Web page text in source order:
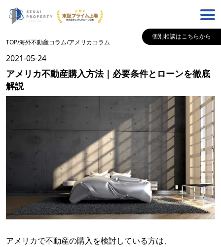
個別相談はこちらから
TOP/海外不動産コラム/アメリカコラム
2021-05-24
アメリカ不動産購入方法｜必要条件とローンを徹底
解説
アメリカで不動産の購入を検討している方は、